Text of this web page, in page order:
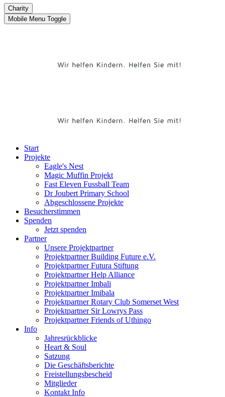
Charity
Mobile Menu Toggle
Start
Projekte
Eagle's Nest
Magic Muffin Projekt
Fast Eleven Fussball Team
Dr Joubert Primary School
Abgeschlossene Projekte
Besucherstimmen
Spenden
Jetzt spenden
Partner
Unsere Projektpartner
Projektpartner Building Future e.V.
Projektpartner Futura Stiftung
Projektpartner Help Alliance
Projektpartner Imbali
Projektpartner Imibala
Projektpartner Rotary Club Somerset West
Projektpartner Sir Lowrys Pass
Projektpartner Friends of Uthingo
Info
Jahresrückblicke
Heart & Soul
Satzung
Die Geschäftsberichte
Freistellungsbescheid
Mitglieder
Kontakt Info